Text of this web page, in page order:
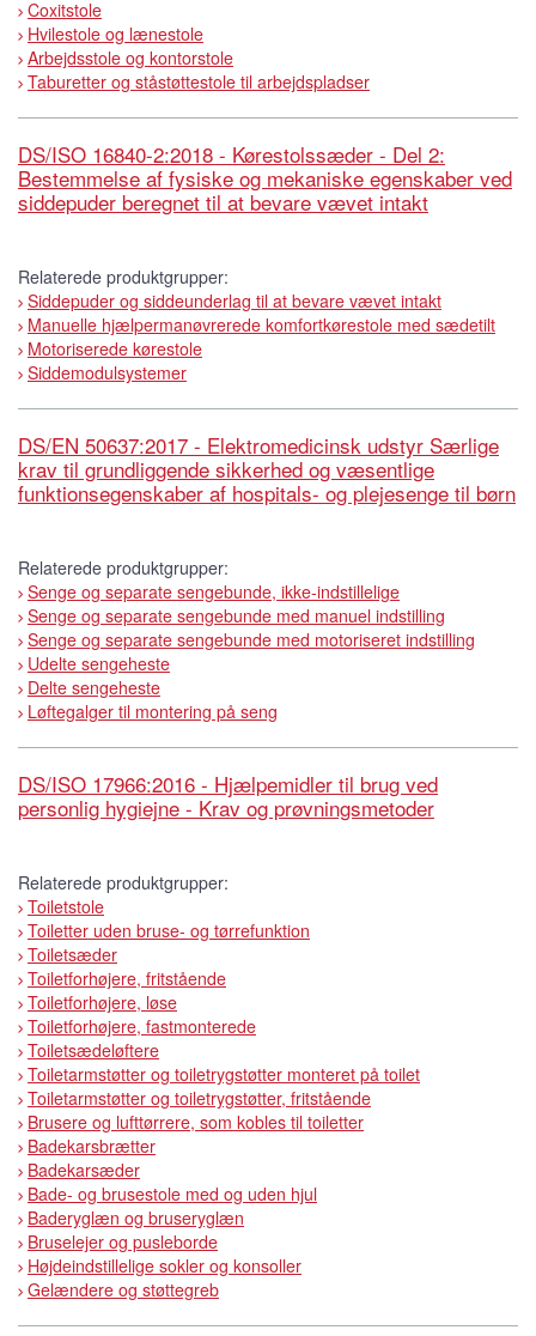
Coxitstole
Hvilestole og lænestole
Arbejdsstole og kontorstole
Taburetter og ståstøttestole til arbejdspladser
DS/ISO 16840-2:2018 - Kørestolssæder - Del 2:
Bestemmelse af fysiske og mekaniske egenskaber ved
siddepuder beregnet til at bevare vævet intakt
Relaterede produktgrupper:
Siddepuder og siddeunderlag til at bevare vævet intakt
Manuelle hjælpermanøvrerede komfortkørestole med sædetilt
Motoriserede kørestole
Siddemodulsystemer
DS/EN 50637:2017 - Elektromedicinsk udstyr Særlige
krav til grundliggende sikkerhed og væsentlige
funktionsegenskaber af hospitals- og plejesenge til børn
Relaterede produktgrupper:
Senge og separate sengebunde, ikke-indstillelige
Senge og separate sengebunde med manuel indstilling
Senge og separate sengebunde med motoriseret indstilling
Udelte sengeheste
Delte sengeheste
Løftegalger til montering på seng
DS/ISO 17966:2016 - Hjælpemidler til brug ved
personlig hygiejne - Krav og prøvningsmetoder
Relaterede produktgrupper:
Toiletstole
Toiletter uden bruse- og tørrefunktion
Toiletsæder
Toiletforhøjere, fritstående
Toiletforhøjere, løse
Toiletforhøjere, fastmonterede
Toiletsædeløftere
Toiletarmstøtter og toiletrygstøtter monteret på toilet
Toiletarmstøtter og toiletrygstøtter, fritstående
Brusere og lufttørrere, som kobles til toiletter
Badekarsbrætter
Badekarsæder
Bade- og brusestole med og uden hjul
Baderyglæn og bruseryglæn
Bruselejer og pusleborde
Højdeindstillelige sokler og konsoller
Gelændere og støttegreb